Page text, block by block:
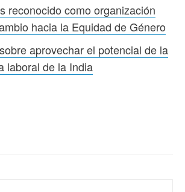
reconocido como organización
hacia la Equidad de Género
aprovechar el potencial de la
laboral de la India